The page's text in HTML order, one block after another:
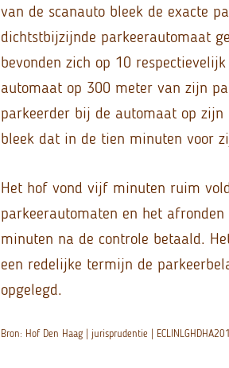
van de scanauto bleek de exacte
dichtstbijzijnde parkeerautomaat
bevonden zich op 10
automaat op 300 meter van zijn
parkeerder bij de automaat op
bleek dat in de tien minuten voor
Het hof vond vijf minuten ruim
parkeerautomaten en het
minuten na de controle betaald.
een redelijke termijn de
opgelegd.
Bron: Hof Den Haag | jurisprudentie |